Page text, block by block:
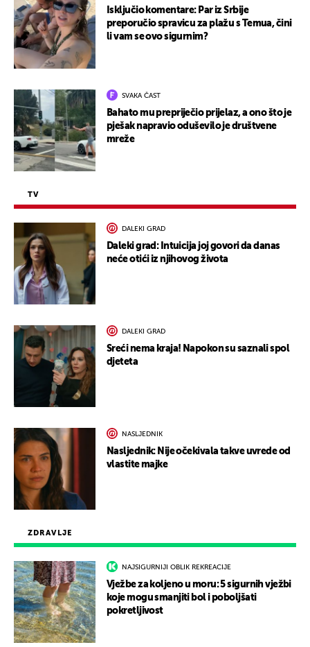
ZDRAVLJE
NAJSIGURNIJI OBLIK REKREACIJE
Vježbe za koljeno u moru: 5 sigurnih vježbi
koje mogu smanjiti bol i poboljšati
pokretljivost
Isključio komentare: Par iz Srbije
preporučio spravicu za plažu s Temua, čini
li vam se ovo sigurnim?
SVAKA ČAST
Bahato mu prepriječio prijelaz, a ono što je
pješak napravio oduševilo je društvene
mreže
TV
DALEKI GRAD
Daleki grad: Intuicija joj govori da danas
neće otići iz njihovog života
DALEKI GRAD
Sreći nema kraja! Napokon su saznali spol
djeteta
NASLJEDNIK
Nasljednik: Nije očekivala takve uvrede od
vlastite majke